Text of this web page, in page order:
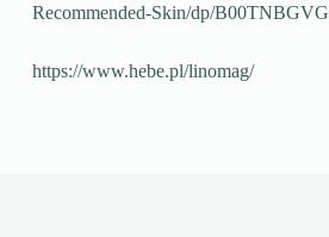
Recommended-Skin/dp/
https://www.hebe.pl/linomag/